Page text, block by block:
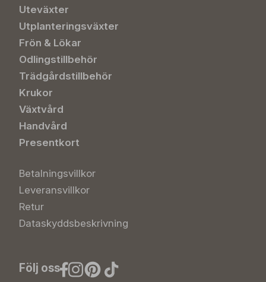
Uteväxter
Utplanteringsväxter
Frön & Lökar
Odlingstillbehör
Trädgårdstillbehör
Krukor
Växtvård
Handvård
Presentkort
Betalningsvillkor
Leveransvillkor
Retur
Dataskyddsbeskrivning
Följ oss